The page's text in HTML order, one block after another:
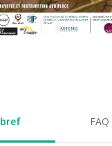
FAQ